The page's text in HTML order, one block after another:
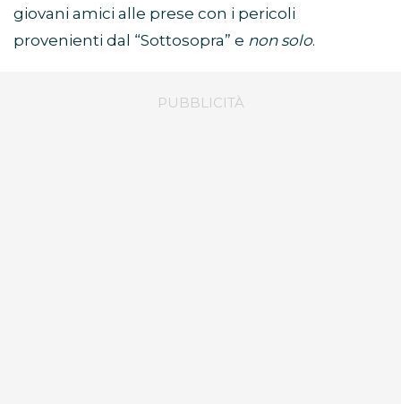
giovani amici alle prese con i pericoli
provenienti dal “Sottosopra” e non solo.